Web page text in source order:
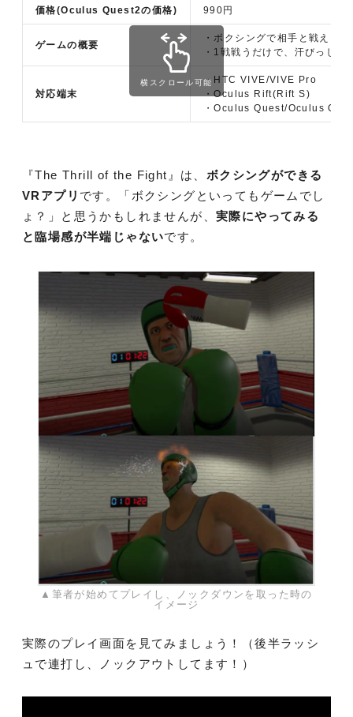
価格(Oculus Quest2の価格) 990円
ゲームの概要
・ボクシングで相手と戦える
・1戦戦うだけで、汗びっしょ
対応端末
・HTC VIVE/VIVE Pro
・Oculus Rift(Rift S)
・Oculus Quest/Oculus
横スクロール可能
『The Thrill of the Fight』は、 ボクシングができる
VRアプリ です。「ボクシングといってもゲームでし
ょ？」と思うかもしれませんが、 実際にやってみる
と臨場感が半端じゃないです。
▲筆者が始めてプレイし、ノックダウンを取った時の
イメージ
実際のプレイ画面を見てみましょう！（後半ラッシ
ュで連打し、ノックアウトしてます！）